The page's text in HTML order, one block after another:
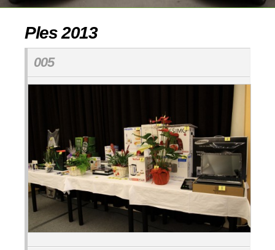
Ples 2013
005